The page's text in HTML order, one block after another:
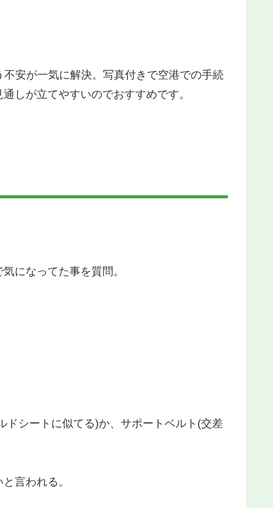
安が一気に解決。写真付きで空港での手続
しが立てやすいのでおすすめです。
になってた事を質問。
シートに似てる)か、サポートベルト(交差
言われる。